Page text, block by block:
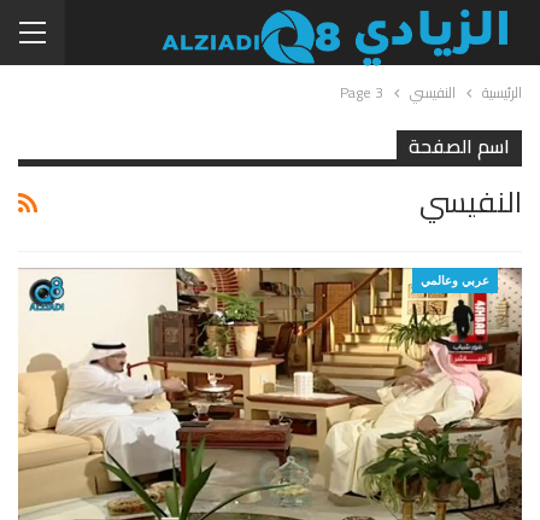
الرئيسية النفيسي Page 3
اسم الصفحة
النفيسي
عربي وعالمي